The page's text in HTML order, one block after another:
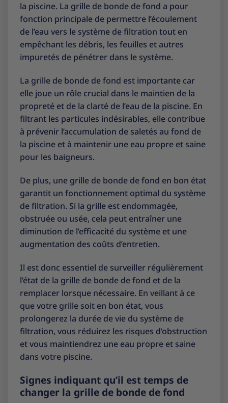
la piscine. La grille de bonde de fond a pour
fonction principale de permettre l’écoulement
de l’eau vers le système de filtration tout en
empêchant les débris, les feuilles et autres
impuretés de pénétrer dans le système.
La grille de bonde de fond est importante car
elle joue un rôle crucial dans le maintien de la
propreté et de la clarté de l’eau de la piscine. En
filtrant les particules indésirables, elle contribue
à prévenir l’accumulation de saletés au fond de
la piscine et à maintenir une eau propre et saine
pour les baigneurs.
De plus, une grille de bonde de fond en bon état
garantit un fonctionnement optimal du système
de filtration. Si la grille est endommagée,
obstruée ou usée, cela peut entraîner une
diminution de l’efficacité du système et une
augmentation des coûts d’entretien.
Il est donc essentiel de surveiller régulièrement
l’état de la grille de bonde de fond et de la
remplacer lorsque nécessaire. En veillant à ce
que votre grille soit en bon état, vous
prolongerez la durée de vie du système de
filtration, vous réduirez les risques d’obstruction
et vous maintiendrez une eau propre et saine
dans votre piscine.
Signes indiquant qu’il est temps de
changer la grille de bonde de fond